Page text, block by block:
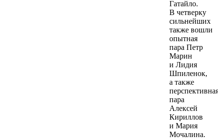
Гатайло.
В четверку
сильнейших
также вошли
опытная
пара Петр
Марин
и Лидия
Шпиленок,
а также
пара
Алексей
Кириллов
и Мария
Мочалина.